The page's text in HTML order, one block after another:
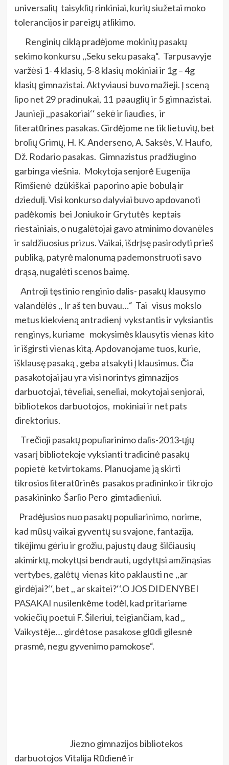
universalių taisyklių rinkiniai, kurių siužetai moko
tolerancijos ir pareigų atlikimo.
Renginių ciklą pradėjome mokinių pasakų
sekimo konkursu ,,Seku seku pasaką“. Tarpusavyje
varžėsi 1- 4 klasių, 5-8 klasių mokiniai ir 1g – 4g
klasių gimnazistai. Aktyviausi buvo mažieji. Į sceną
lipo net 29 pradinukai, 11 paauglių ir 5 gimnazistai.
Jaunieji ,,pasakoriai‘‘ sekė ir liaudies, ir
literatūrines pasakas. Girdėjome ne tik lietuvių, bet
brolių Grimų, H. K. Anderseno, A. Saksės, V. Haufo,
Dž. Rodario pasakas. Gimnazistus pradžiugino
garbinga viešnia. Mokytoja senjorė Eugenija
Rimšienė dzūkiškai paporino apie bobulą ir
dziedulį. Visi konkurso dalyviai buvo apdovanoti
padėkomis bei Joniuko ir Grytutės keptais
riestainiais, o nugalėtojai gavo atminimo dovanėles
ir saldžiuosius prizus. Vaikai, išdrįsę pasirodyti prieš
publiką, patyrė malonumą pademonstruoti savo
drąsą, nugalėti scenos baimę.
Antroji tęstinio renginio dalis- pasakų klausymo
valandėlės ,, Ir aš ten buvau…“ Tai visus mokslo
metus kiekvieną antradienį vykstantis ir vyksiantis
renginys, kuriame mokysimės klausytis vienas kito
ir išgirsti vienas kitą. Apdovanojame tuos, kurie,
išklausę pasaką , geba atsakyti į klausimus. Čia
pasakotojai jau yra visi norintys gimnazijos
darbuotojai, tėveliai, seneliai, mokytojai senjorai,
bibliotekos darbuotojos, mokiniai ir net pats
direktorius.
Trečioji pasakų populiarinimo dalis-2013-ųjų
vasarį bibliotekoje vyksianti tradicinė pasakų
popietė ketvirtokams. Planuojame ją skirti
tikrosios literatūrinės pasakos pradininko ir tikrojo
pasakininko Šarlio Pero gimtadieniui.
Pradėjusios nuo pasakų populiarinimo, norime,
kad mūsų vaikai gyventų su svajone, fantazija,
tikėjimu gėriu ir grožiu, pajustų daug šilčiausių
akimirkų, mokytųsi bendrauti, ugdytųsi amžinąsias
vertybes, galėtų vienas kito paklausti ne ,,ar
girdėjai?‘‘, bet ,, ar skaitei?‘‘.O JOS DIDENYBEI
PASAKAI nusilenkėme todėl, kad pritariame
vokiečių poetui F. Šileriui, teigiančiam, kad ,,
Vaikystėje… girdėtose pasakose glūdi gilesnė
prasmė, negu gyvenimo pamokose“.
Jiezno gimnazijos bibliotekos
darbuotojos Vitalija Rūdienė ir